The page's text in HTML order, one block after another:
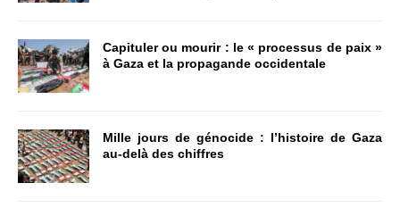
Capituler ou mourir : le « processus de paix »
à Gaza et la propagande occidentale
Mille jours de génocide : l’histoire de Gaza
au-delà des chiffres